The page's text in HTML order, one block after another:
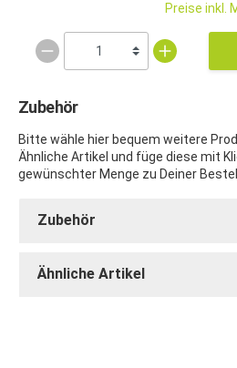
Preise inkl.
Zubehör
Bitte wähle hier bequem weitere
Ähnliche Artikel und füge diese mit
gewünschter Menge zu Deiner
Zubehör
Ähnliche Artikel